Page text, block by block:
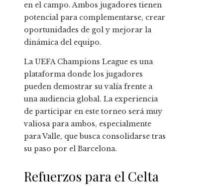
en el campo. Ambos jugadores tienen
potencial para complementarse, crear
oportunidades de gol y mejorar la
dinámica del equipo.
La UEFA Champions League es una
plataforma donde los jugadores
pueden demostrar su valía frente a
una audiencia global. La experiencia
de participar en este torneo será muy
valiosa para ambos, especialmente
para Valle, que busca consolidarse tras
su paso por el Barcelona.
Refuerzos para el Celta